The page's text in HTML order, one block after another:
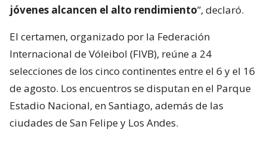
jóvenes alcancen el alto rendimiento”, declaró.
El certamen, organizado por la Federación
Internacional de Vóleibol (FIVB), reúne a 24
selecciones de los cinco continentes entre el 6 y el 16
de agosto. Los encuentros se disputan en el Parque
Estadio Nacional, en Santiago, además de las
ciudades de San Felipe y Los Andes.